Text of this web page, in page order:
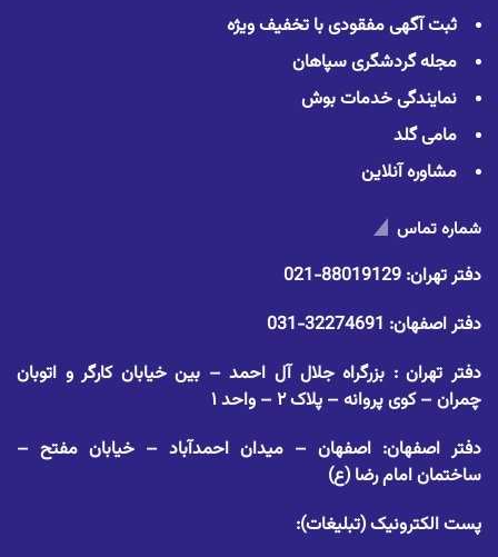
ثبت آگهی مفقودی با تخفیف ویژه
مجله گردشگری سپاهان
نمایندگی خدمات بوش
مامی گلد
مشاوره آنلاین
شماره تماس
دفتر تهران: 88019129-021
دفتر اصفهان: 32274691-031
دفتر تهران : بزرگراه جلال آل احمد – بین خیابان کارگر و اتوبان
چمران – کوی پروانه – پلاک ۲ – واحد ۱
دفتر اصفهان: اصفهان – میدان احمدآباد – خیابان مفتح –
ساختمان امام رضا (ع)
پست الکترونیک (تبلیغات):